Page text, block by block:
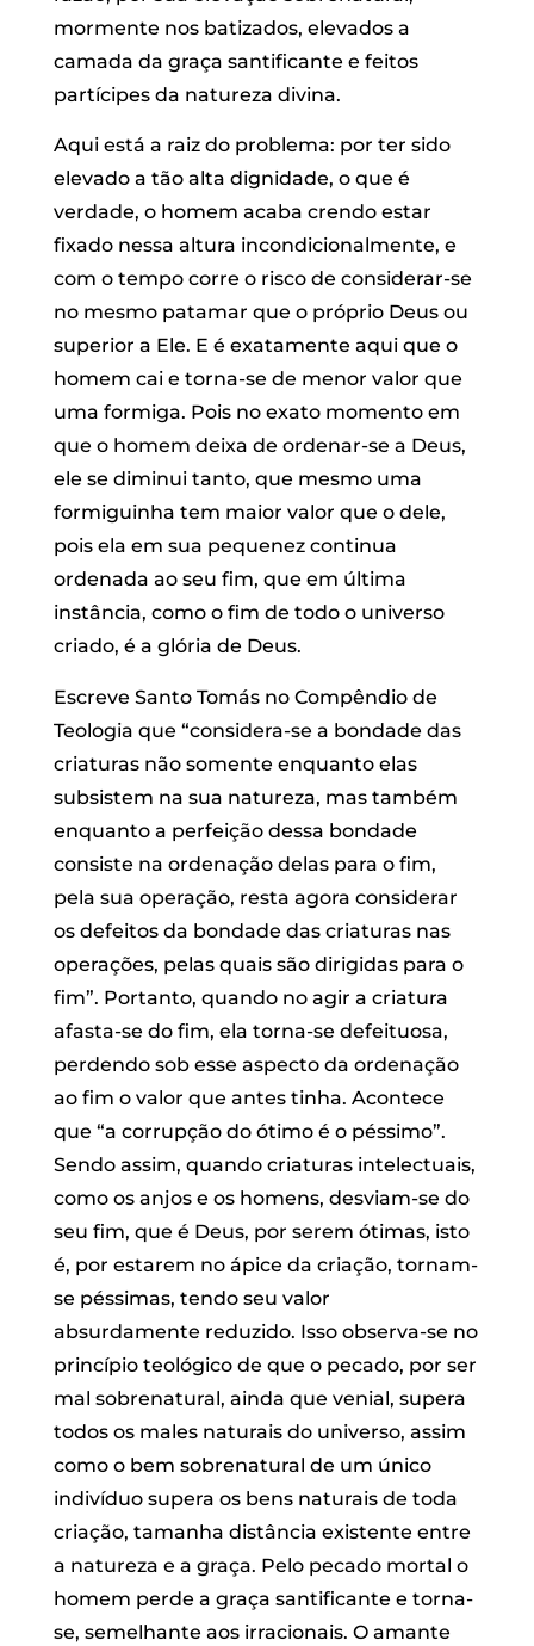
mormente nos batizados, elevados a
camada da graça santificante e feitos
partícipes da natureza divina.
Aqui está a raiz do problema: por ter sido
elevado a tão alta dignidade, o que é
verdade, o homem acaba crendo estar
fixado nessa altura incondicionalmente, e
com o tempo corre o risco de considerar-se
no mesmo patamar que o próprio Deus ou
superior a Ele. E é exatamente aqui que o
homem cai e torna-se de menor valor que
uma formiga. Pois no exato momento em
que o homem deixa de ordenar-se a Deus,
ele se diminui tanto, que mesmo uma
formiguinha tem maior valor que o dele,
pois ela em sua pequenez continua
ordenada ao seu fim, que em última
instância, como o fim de todo o universo
criado, é a glória de Deus.
Escreve Santo Tomás no Compêndio de
Teologia que “considera-se a bondade das
criaturas não somente enquanto elas
subsistem na sua natureza, mas também
enquanto a perfeição dessa bondade
consiste na ordenação delas para o fim,
pela sua operação, resta agora considerar
os defeitos da bondade das criaturas nas
operações, pelas quais são dirigidas para o
fim”. Portanto, quando no agir a criatura
afasta-se do fim, ela torna-se defeituosa,
perdendo sob esse aspecto da ordenação
ao fim o valor que antes tinha. Acontece
que “a corrupção do ótimo é o péssimo”.
Sendo assim, quando criaturas intelectuais,
como os anjos e os homens, desviam-se do
seu fim, que é Deus, por serem ótimas, isto
é, por estarem no ápice da criação, tornam-
se péssimas, tendo seu valor
absurdamente reduzido. Isso observa-se no
princípio teológico de que o pecado, por ser
mal sobrenatural, ainda que venial, supera
todos os males naturais do universo, assim
como o bem sobrenatural de um único
indivíduo supera os bens naturais de toda
criação, tamanha distância existente entre
a natureza e a graça. Pelo pecado mortal o
homem perde a graça santificante e torna-
se, semelhante aos irracionais. O amante